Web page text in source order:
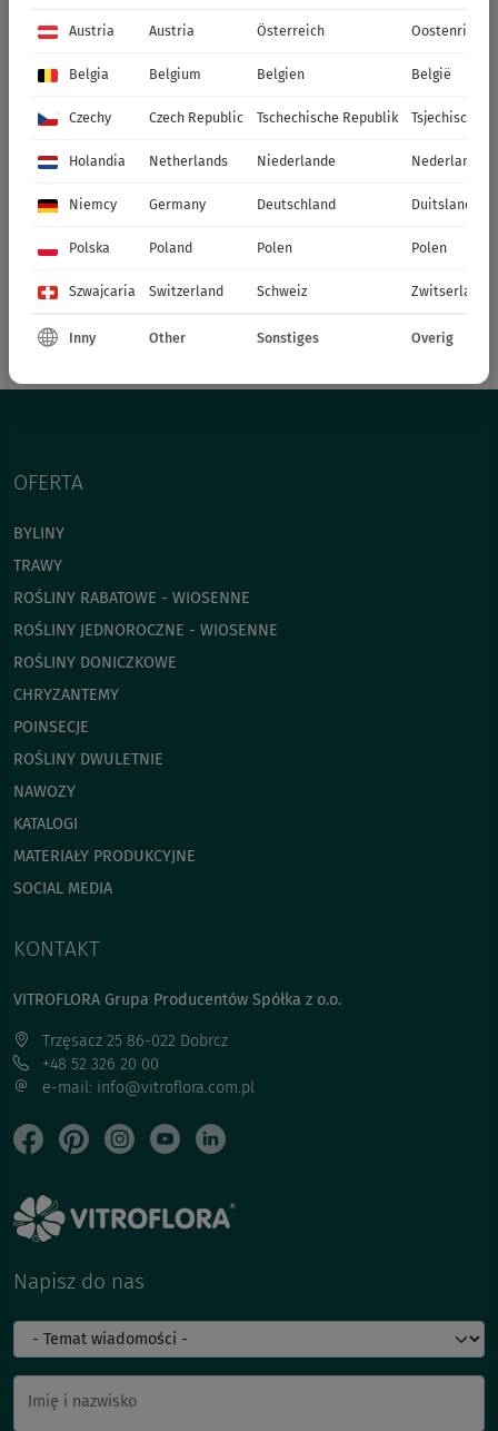
OFERTA
BYLINY
TRAWY
ROŚLINY RABATOWE - WIOSENNE
ROŚLINY JEDNOROCZNE - WIOSENNE
ROŚLINY DONICZKOWE
CHRYZANTEMY
POINSECJE
ROŚLINY DWULETNIE
NAWOZY
KATALOGI
MATERIAŁY PRODUKCYJNE
SOCIAL MEDIA
KONTAKT
VITROFLORA Grupa Producentów Spółka z o.o.
Trzęsacz 25 86-022 Dobrcz
+48 52 326 20 00
e-mail: info@vitroflora.com.pl
Napisz do nas
Imię i nazwisko
Austria Austria Österreich Oostenrijk
Belgia Belgium Belgien België
Czechy Czech Republic Tschechische Republik Tsjechische
Holandia Netherlands Niederlande Nederland
Niemcy Germany Deutschland Duitsland
Polska Poland Polen Polen
Szwajcaria Switzerland Schweiz Zwitserland
Inny Other Sonstiges Overig